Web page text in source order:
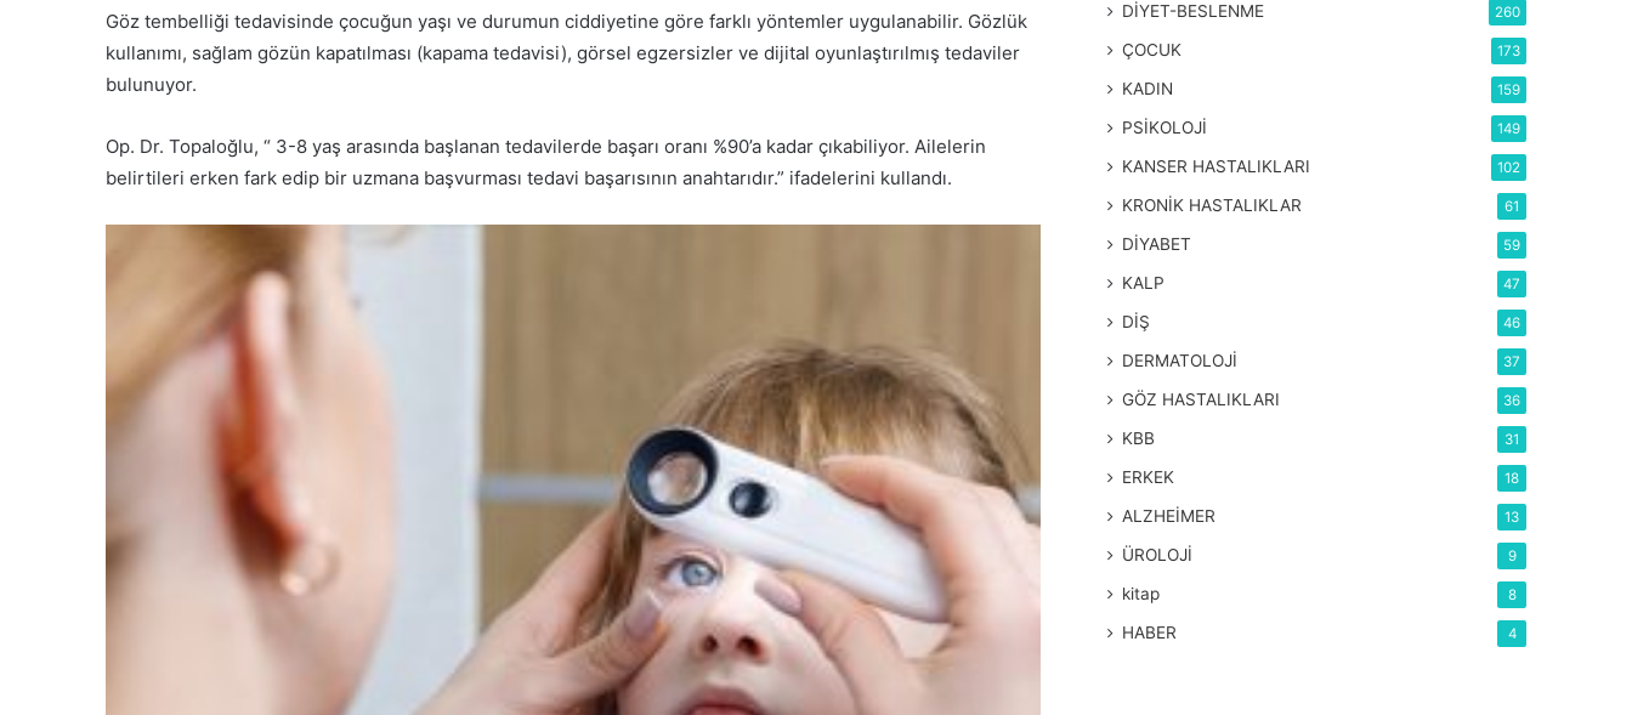
Göz tembelliği tedavisinde çocuğun yaşı ve durumun ciddiyetine göre farklı yöntemler uygulanabilir. Gözlük
kullanımı, sağlam gözün kapatılması (kapama tedavisi), görsel egzersizler ve dijital oyunlaştırılmış tedaviler
bulunuyor.
Op. Dr. Topaloğlu, “ 3-8 yaş arasında başlanan tedavilerde başarı oranı %90’a kadar çıkabiliyor. Ailelerin
belirtileri erken fark edip bir uzmana başvurması tedavi başarısının anahtarıdır.” ifadelerini kullandı.
DİYET-BESLENME 260
ÇOCUK 173
KADIN 159
PSİKOLOJİ 149
KANSER HASTALIKLARI 102
KRONİK HASTALIKLAR 61
DİYABET 59
KALP 47
DİŞ 46
DERMATOLOJİ 37
GÖZ HASTALIKLARI 36
KBB 31
ERKEK 18
ALZHEİMER 13
ÜROLOJİ 9
kitap 8
HABER 4